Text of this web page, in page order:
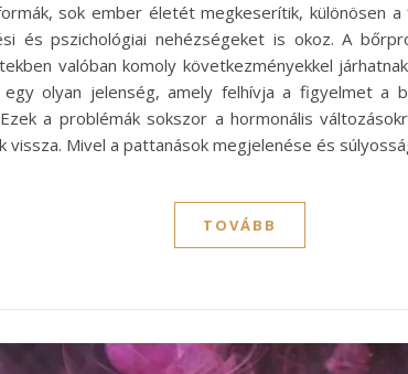
sok ember életét megkeserítik, különösen
és pszichológiai nehézségeket is okoz. A
valóban komoly következményekkel
olyan jelenség, amely felhívja a figyelmet a
a problémák sokszor a hormonális
Mivel a pattanások megjelenése és
TOVÁBB